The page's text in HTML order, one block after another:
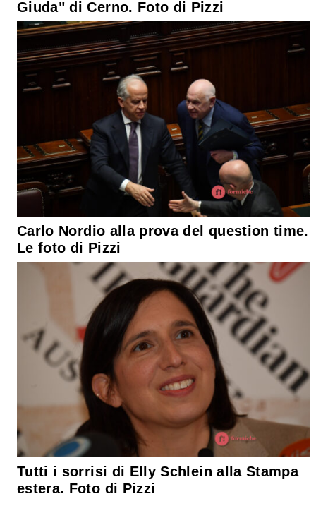
Giuda" di Cerno. Foto di Pizzi
Carlo Nordio alla prova del question time.
Le foto di Pizzi
Tutti i sorrisi di Elly Schlein alla Stampa
estera. Foto di Pizzi